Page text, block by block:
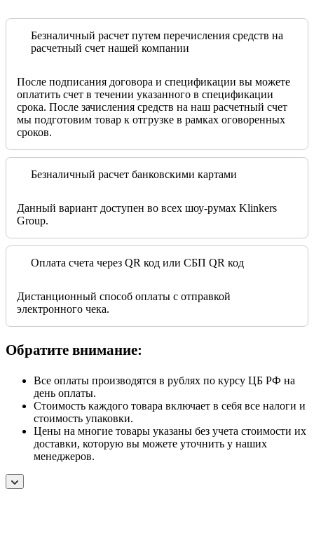
Безналичный расчет путем перечисления средств на
расчетный счет нашей компании
После подписания договора и спецификации вы можете
оплатить счет в течении указанного в спецификации
срока. После зачисления средств на наш расчетный счет
мы подготовим товар к отгрузке в рамках оговоренных
сроков.
Безналичный расчет банковскими картами
Данный вариант доступен во всех шоу-румах Klinkers
Group.
Оплата счета через QR код или СБП QR код
Дистанционный способ оплаты с отправкой
электронного чека.
Обратите внимание:
Все оплаты производятся в рублях по курсу ЦБ РФ на
день оплаты.
Стоимость каждого товара включает в себя все налоги и
стоимость упаковки.
Цены на многие товары указаны без учета стоимости их
доставки, которую вы можете уточнить у наших
менеджеров.